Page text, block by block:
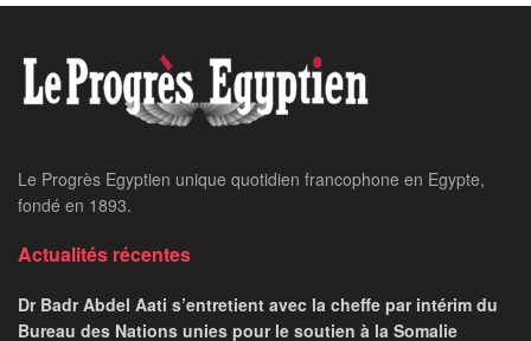
Le Progrès Egyptien unique quotidien francophone en Egypte,
fondé en 1893.
Actualités récentes
Dr Badr Abdel Aati s’entretient avec la cheffe par intérim du
Bureau des Nations unies pour le soutien à la Somalie